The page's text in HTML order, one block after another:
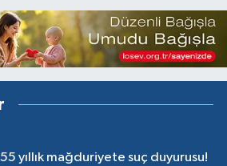
55 yıllık mağduriyete suç duyurusu!